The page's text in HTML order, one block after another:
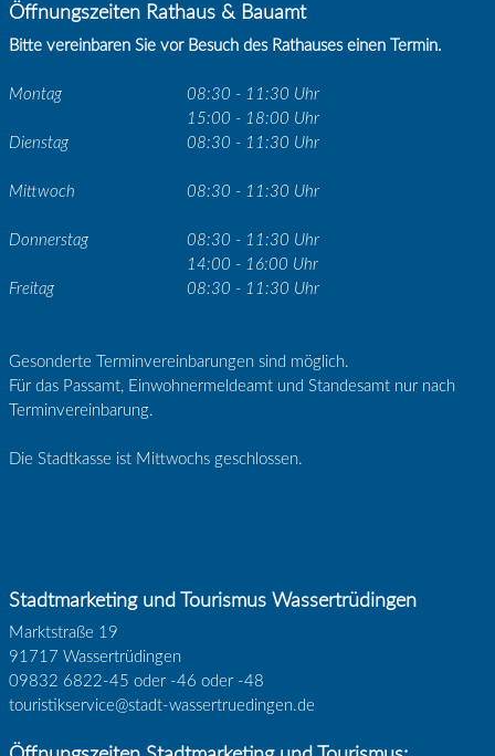
Öffnungszeiten Rathaus & Bauamt
Bitte vereinbaren Sie vor Besuch des Rathauses einen Termin.
Montag
08:30 - 11:30 Uhr
15:00 - 18:00 Uhr
Dienstag
08:30 - 11:30 Uhr
Mittwoch 08:30 - 11:30 Uhr
Donnerstag
08:30 - 11:30 Uhr
14:00 - 16:00 Uhr
Freitag
08:30 - 11:30 Uhr
Gesonderte Terminvereinbarungen sind möglich.
Für das Passamt, Einwohnermeldeamt und Standesamt nur nach
Terminvereinbarung.
Die Stadtkasse ist Mittwochs geschlossen.
Stadtmarketing und Tourismus Wassertrüdingen
Marktstraße 19
91717 Wassertrüdingen
09832 6822-45 oder -46 oder -48
touristikservice@stadt-wassertruedingen.de